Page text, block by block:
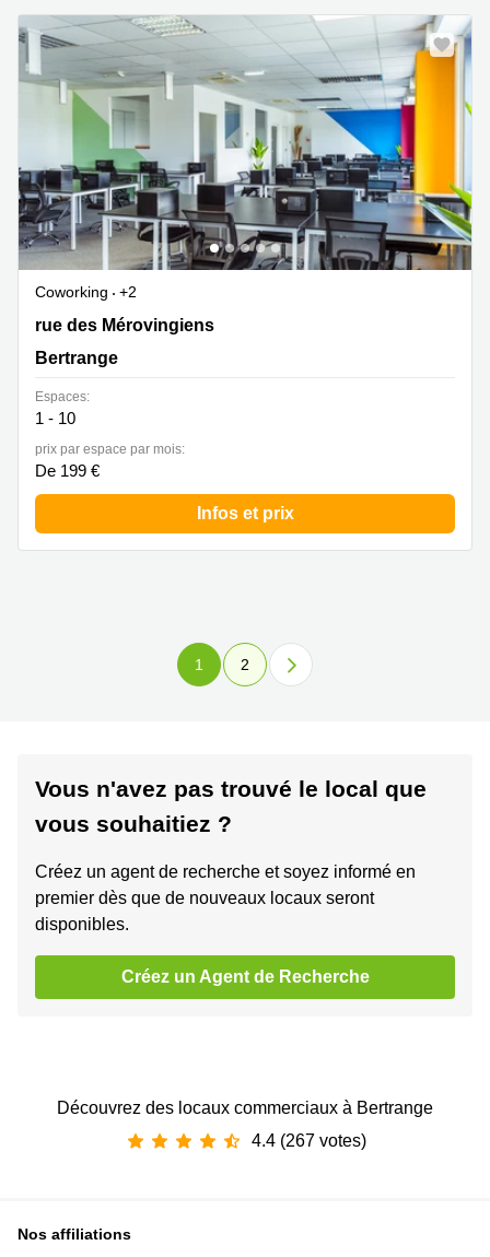
Coworking
+2
8 rue des Mérovingiens, Bertrange
rue des Mérovingiens
Bertrange
Espaces:
1 - 10
prix par espace par mois:
De 199 €
Infos et prix
1 2
Vous n'avez pas trouvé le local que
vous souhaitiez ?
Créez un agent de recherche et soyez informé en
premier dès que de nouveaux locaux seront
disponibles.
Créez un Agent de Recherche
Découvrez des locaux commerciaux à Bertrange
4.4 (267 votes)
Nos affiliations